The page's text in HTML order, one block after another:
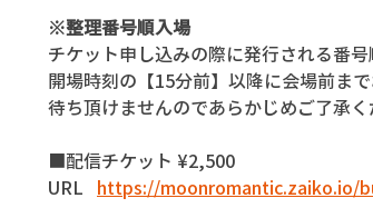
※整理番号順入場
チケット申し込みの際に発行される番号
開場時刻の【15分前】以降に会場前ま
待ち頂けませんのであらかじめご了承く
■配信チケット ¥2,500
URL https://moonromantic.zaiko.io/